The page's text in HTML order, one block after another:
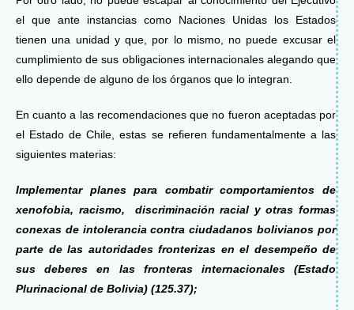
el que ante instancias como Naciones Unidas los Estados
tienen una unidad y que, por lo mismo, no puede excusar el
cumplimiento de sus obligaciones internacionales alegando que
ello depende de alguno de los órganos que lo integran.
En cuanto a las recomendaciones que no fueron aceptadas por
el Estado de Chile, estas se refieren fundamentalmente a las
siguientes materias:
Implementar planes para combatir comportamientos de
xenofobia, racismo, discriminación racial y otras formas
conexas de intolerancia contra ciudadanos bolivianos por
parte de las autoridades fronterizas en el desempeño de
sus deberes en las fronteras internacionales (Estado
Plurinacional de Bolivia) (125.37);